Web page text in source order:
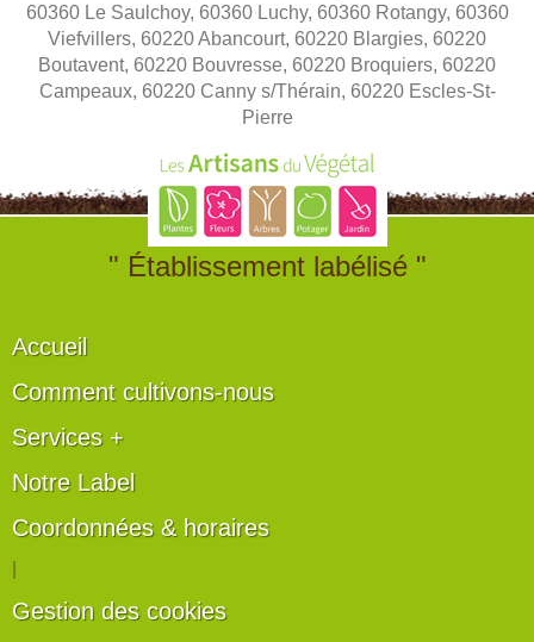
60360 Le Saulchoy, 60360 Luchy, 60360 Rotangy, 60360
Viefvillers, 60220 Abancourt, 60220 Blargies, 60220
Boutavent, 60220 Bouvresse, 60220 Broquiers, 60220
Campeaux, 60220 Canny s/Thérain, 60220 Escles-St-
Pierre
" Établissement labélisé "
Accueil
Comment cultivons-nous
Services +
Notre Label
Coordonnées & horaires
Gestion des cookies